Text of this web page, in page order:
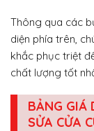
Thông qua các
diện phía trên,
khắc phục triệt
chất lượng tốt
BẢNG GIÁ
SỬA CỬA